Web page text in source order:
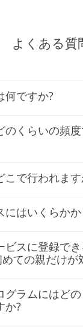
よくある質
何ですか?
のくらいの頻
こで行われます
にはいくらかか
ビスに登録で
ての親だけが
グラムにはど
か?